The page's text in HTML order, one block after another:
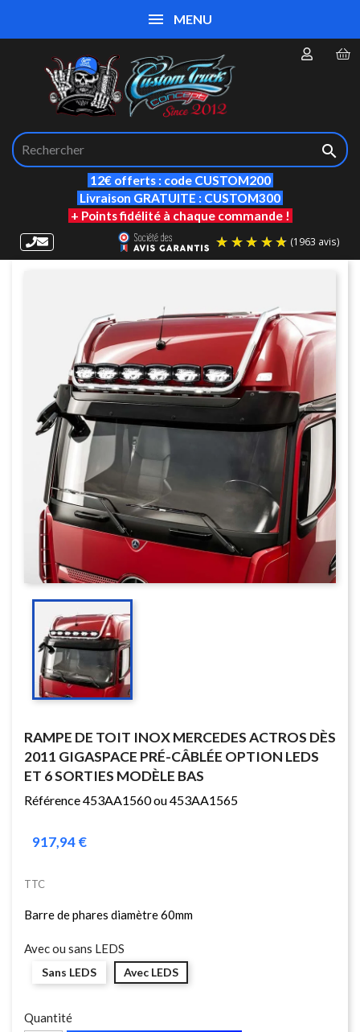

12€ offerts : code CUSTOM200
Livraison GRATUITE : CUSTOM300
+ Points fidélité à chaque commande !
MENU
RAMPE DE TOIT INOX MERCEDES ACTROS DÈS
2011 GIGASPACE PRÉ-CÂBLÉE OPTION LEDS
ET 6 SORTIES MODÈLE BAS
Référence 453AA1560 ou 453AA1565
917,94 €
TTC
Barre de phares diamètre 60mm
Avec ou sans LEDS
Sans LEDS Avec LEDS
Quantité